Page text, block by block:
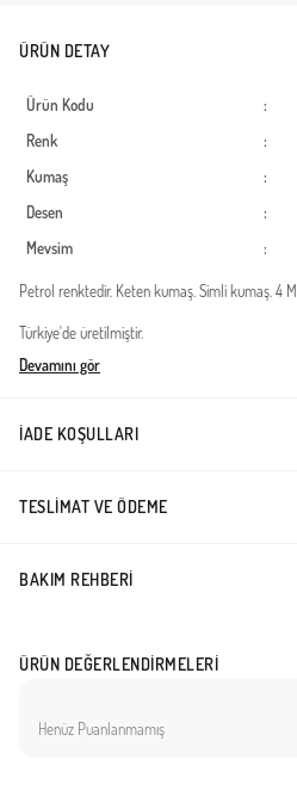
ÜRÜN DETAY
Ürün Kodu :
Renk
:
Kumaş
:
Desen
:
Mevsim
:
Petrol renktedir. Keten kumaş. Simli kumaş. 4
Türkiye'de üretilmiştir.
Devamını gör
İADE KOŞULLARI
TESLIMAT VE ÖDEME
BAKIM REHBERI
ÜRÜN DEĞERLENDIRMELERI
Henüz Puanlanmamış